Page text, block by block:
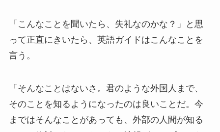
「こんなことを聞いたら、失礼なのかな？」と思
って正直にきいたら、英語ガイドはこんなことを
言う。
「そんなことはないさ。君のような外国人まで、
そのことを知るようになったのは良いことだ。今
まではそんなことがあっても、外部の人間が知る